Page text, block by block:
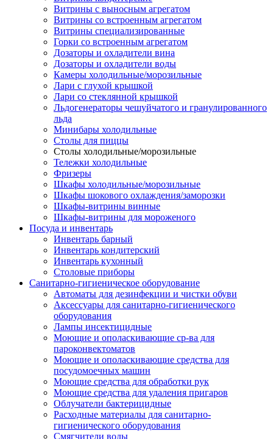
Витрины с выносным агрегатом
Витрины со встроенным агрегатом
Витрины специализированные
Горки со встроенным агрегатом
Дозаторы и охладители вина
Дозаторы и охладители воды
Камеры холодильные/морозильные
Лари с глухой крышкой
Лари со стеклянной крышкой
Льдогенераторы чешуйчатого и гранулированного
льда
Минибары холодильные
Столы для пиццы
Столы холодильные/морозильные
Тележки холодильные
Фризеры
Шкафы холодильные/морозильные
Шкафы шокового охлаждения/заморозки
Шкафы-витрины винные
Шкафы-витрины для мороженого
Посуда и инвентарь
Инвентарь барный
Инвентарь кондитерский
Инвентарь кухонный
Столовые приборы
Санитарно-гигиеническое оборудование
Автоматы для дезинфекции и чистки обуви
Аксессуары для санитарно-гигиенического
оборудования
Лампы инсектицидные
Моющие и ополаскивающие ср-ва для
пароконвектоматов
Моющие и ополаскивающие средства для
посудомоечных машин
Моющие средства для обработки рук
Моющие средства для удаления пригаров
Облучатели бактерицидные
Расходные материалы для санитарно-
гигиенического оборудования
Смягчители воды